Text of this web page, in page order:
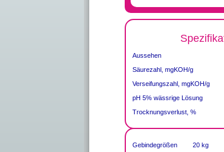
Aussehen
Säurezahl, mgKOH/g
Verseifungszahl, mgKOH/g
pH 5% wässrige Lösung
Trocknungsverlust, %
Gebindegrößen
20 kg